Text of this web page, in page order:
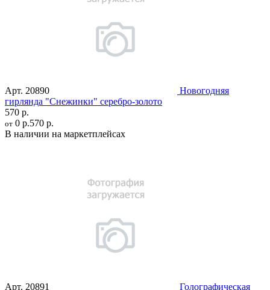
Арт. 20890
Новогодняя
гирлянда "Снежинки" серебро-золото
570 р.
от 0 р.570 р.
В наличии на маркетплейсах
Арт. 20891 Голографическая